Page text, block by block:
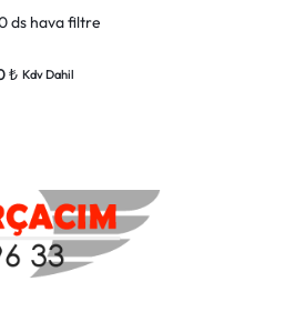
ds hava filtre
₺ Kdv Dahil